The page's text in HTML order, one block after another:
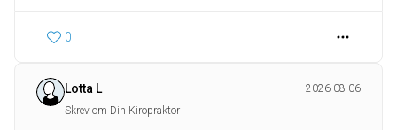
0
Lotta L
2026-08-06
Skrev om Din Kiropraktor